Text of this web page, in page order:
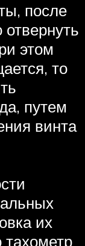
после
этом
то
путем
винта
их
тахометр